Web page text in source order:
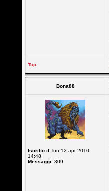
Top
Bona88
Iscritto il: lun 12 apr 2010,
14:48
Messaggi: 309